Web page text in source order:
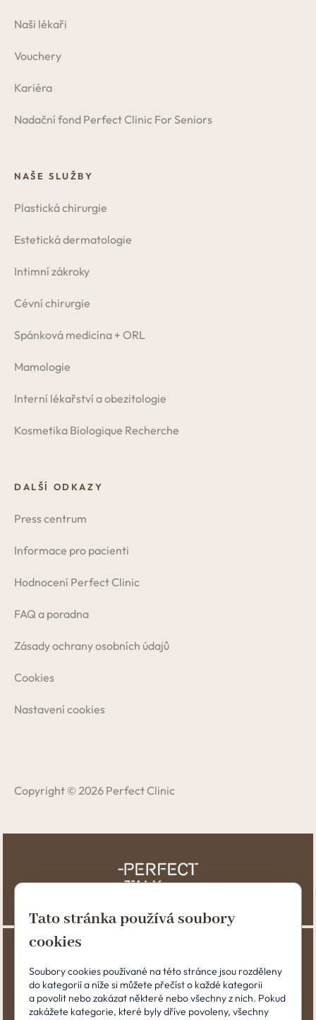
Naši lékaři
Vouchery
Kariéra
Nadační fond Perfect Clinic For Seniors
NAŠE SLUŽBY
Plastická chirurgie
Estetická dermatologie
Intimní zákroky
Cévní chirurgie
Spánková medicína + ORL
Mamologie
Interní lékařství a obezitologie
Kosmetika Biologique Recherche
DALŠÍ ODKAZY
Press centrum
Informace pro pacienti
Hodnocení Perfect Clinic
FAQ a poradna
Zásady ochrany osobních údajů
Cookies
Nastavení cookies
Copyright © 2026 Perfect Clinic
Tato stránka používá soubory
cookies
Soubory cookies používané na této stránce jsou rozděleny
do kategorií a níže si můžete přečíst o každé kategorii
a povolit nebo zakázat některé nebo všechny z nich. Pokud
zakážete kategorie, které byly dříve povoleny, všechny